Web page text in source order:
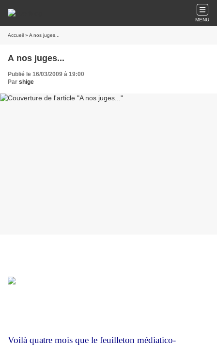
MENU
Accueil » A nos juges...
A nos juges...
Publié le 16/03/2009 à 19:00
Par shige
Voilà quatre mois que le feuilleton médiatico-